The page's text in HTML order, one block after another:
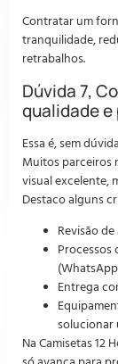
Contratar um
tranquilidade,
retrabalhos.
Dúvida 7,
qualidade
Essa é, sem
Muitos parceiros
visual excelente,
Destaco alguns
Revisão
Processos
Entrega
solucionar
Na Camisetas 12